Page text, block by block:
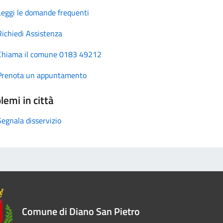
le domande frequenti
Assistenza
il comune 0183 49212
un appuntamento
in città
disservizio
Comune di Diano San Pietro